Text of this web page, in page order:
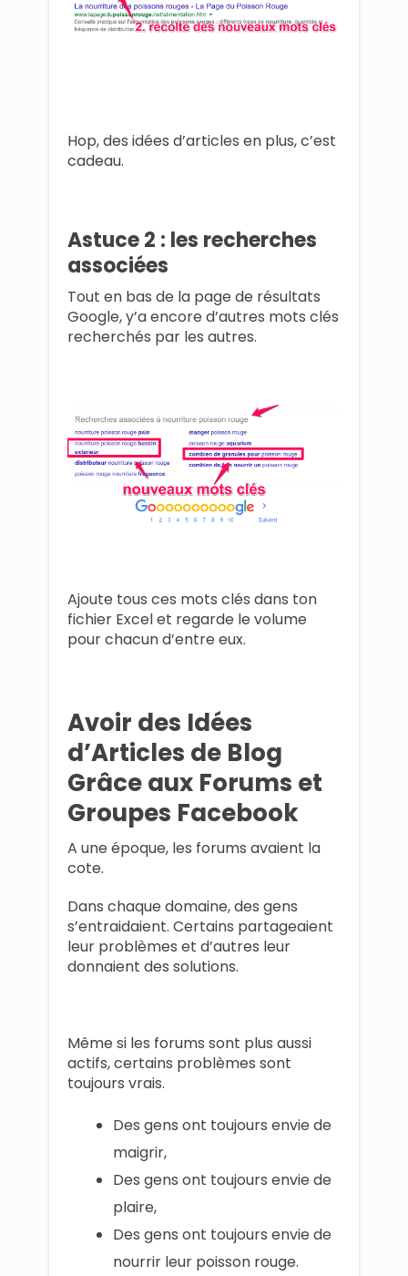
Hop, des idées d’articles en plus, c’est
cadeau.
Astuce 2 : les recherches
associées
Tout en bas de la page de résultats
Google, y’a encore d’autres mots clés
recherchés par les autres.
Ajoute tous ces mots clés dans ton
fichier Excel et regarde le volume
pour chacun d’entre eux.
Avoir des Idées
d’Articles de Blog
Grâce aux Forums et
Groupes Facebook
A une époque, les forums avaient la
cote.
Dans chaque domaine, des gens
s’entraidaient. Certains partageaient
leur problèmes et d’autres leur
donnaient des solutions.
Même si les forums sont plus aussi
actifs, certains problèmes sont
toujours vrais.
Des gens ont toujours envie de
maigrir,
Des gens ont toujours envie de
plaire,
Des gens ont toujours envie de
nourrir leur poisson rouge.